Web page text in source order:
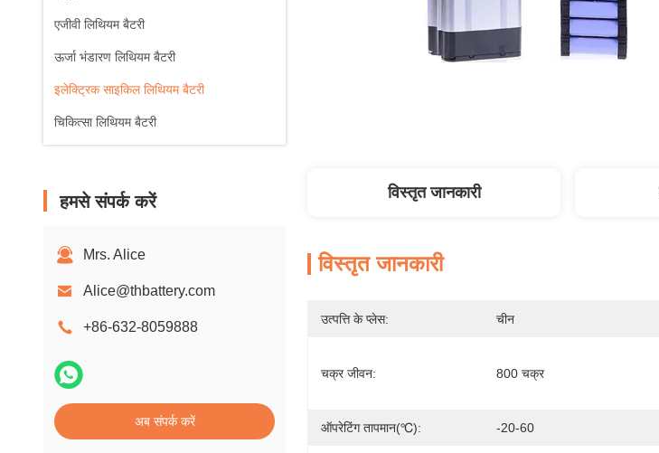
एजीवी लिथियम बैटरी
ऊर्जा भंडारण लिथियम बैटरी
इलेक्ट्रिक साइकिल लिथियम बैटरी
चिकित्सा लिथियम बैटरी
हमसे संपर्क करें
Mrs. Alice
Alice@thbattery.com
+86-632-8059888
अब संपर्क करें
विस्तृत जानकारी
विस्तृत जानकारी
उत्पत्ति के प्लेस: चीन
चक्र जीवन: 800 चक्र
ऑपरेटिंग तापमान(℃): -20-60